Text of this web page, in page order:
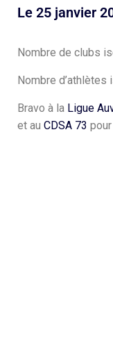
Le 25 janvier
Nombre de clubs
Nombre d’athlètes
Bravo à la Ligue
et au CDSA 73